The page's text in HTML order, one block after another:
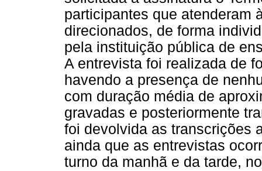
participantes que atenderam
direcionados, de forma
pela instituição pública de
A entrevista foi realizada de
havendo a presença de
com duração média de
gravadas e posteriormente
foi devolvida as transcrições
ainda que as entrevistas
turno da manhã e da tarde,